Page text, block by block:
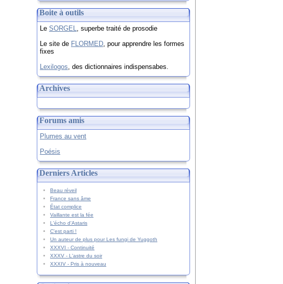
Boite à outils
Le SORGEL, superbe traité de prosodie
Le site de FLORMED, pour apprendre les formes
fixes
Lexilogos, des dictionnaires indispensabes.
Archives
Forums amis
Plumes au vent
Poésis
Derniers Articles
Beau réveil
France sans âme
État complice
Vaillante est la fée
L'écho d'Astaris
C'est parti !
Un auteur de plus pour Les fungi de Yuggoth
XXXVI - Continuité
XXXV - L'astre du soir
XXXIV - Pris à nouveau